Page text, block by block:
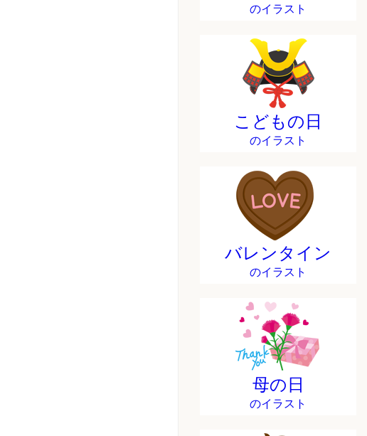
のイラスト
こどもの日
のイラスト
バレンタイン
のイラスト
母の日
のイラスト